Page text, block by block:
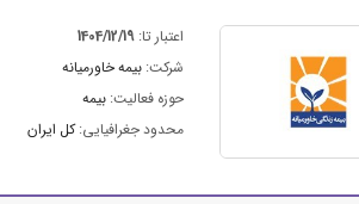
اعتبار تا: 1404/12/19
شرکت: بیمه خاورمیانه
حوزه فعالیت: بیمه
محدود جغرافیایی:کل ایران